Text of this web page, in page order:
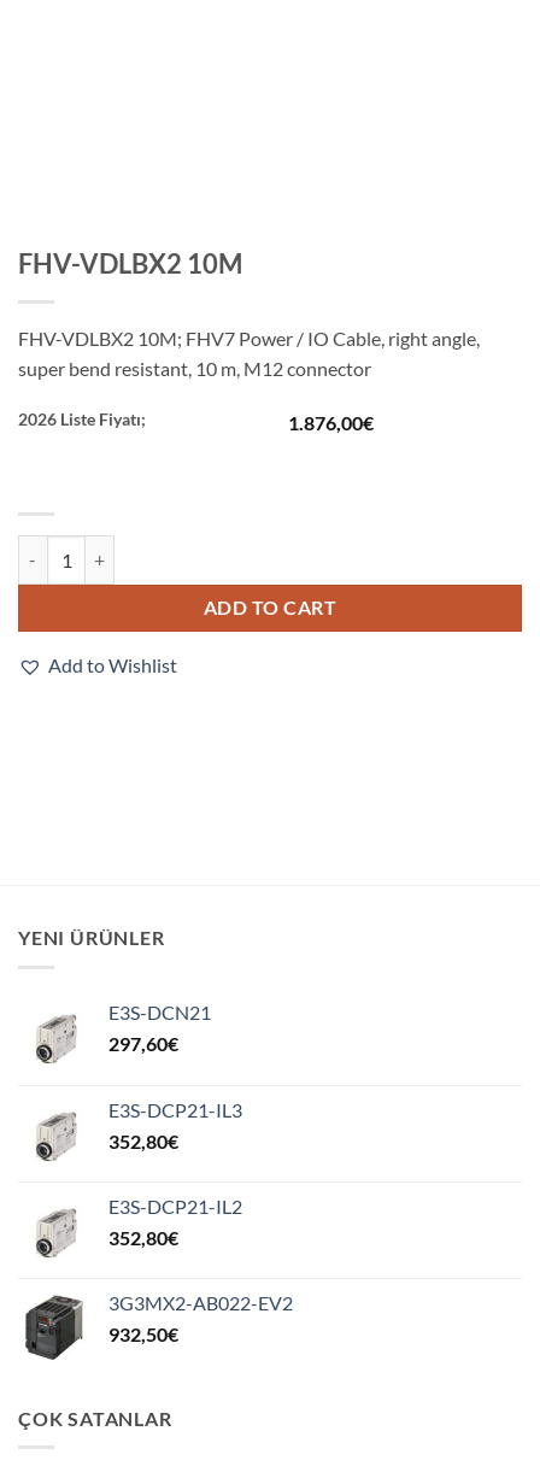
FHV-VDLBX2 10M
FHV-VDLBX2 10M; FHV7 Power / IO Cable, right angle,
super bend resistant, 10 m, M12 connector
2026 Liste Fiyatı; 1.876,00€
ADD TO CART
Add to Wishlist
YENI ÜRÜNLER
E3S-DCN21
297,60€
E3S-DCP21-IL3
352,80€
E3S-DCP21-IL2
352,80€
3G3MX2-AB022-EV2
932,50€
ÇOK SATANLAR